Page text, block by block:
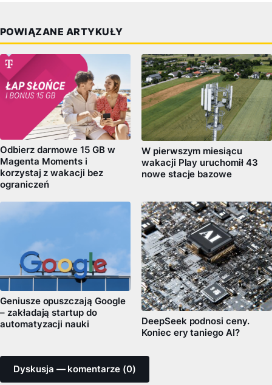
POWIĄZANE ARTYKUŁY
Odbierz darmowe 15 GB w
Magenta Moments i
korzystaj z wakacji bez
ograniczeń
W pierwszym miesiącu
wakacji Play uruchomił 43
nowe stacje bazowe
Geniusze opuszczają Google
– zakładają startup do
automatyzacji nauki
DeepSeek podnosi ceny.
Koniec ery taniego AI?
Dyskusja — komentarze (0)